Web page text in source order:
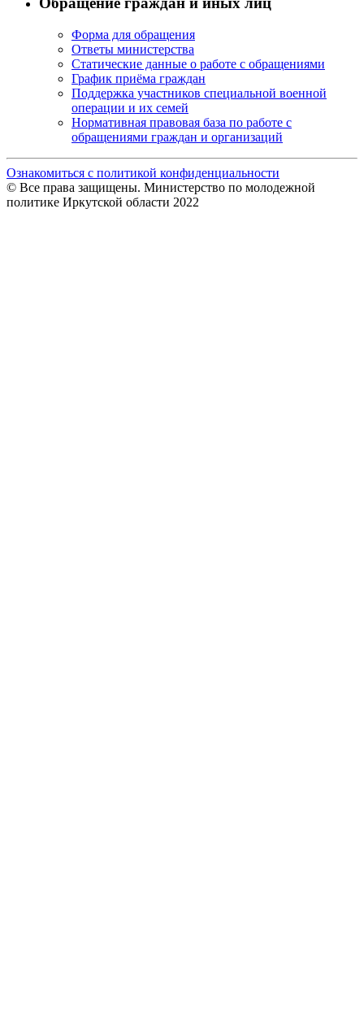
Форма для обращения
Ответы министерства
Статические данные о работе с обращениями
График приёма граждан
Поддержка участников специальной военной
операции и их семей
Нормативная правовая база по работе с
обращениями граждан и организаций
Ознакомиться с политикой конфиденциальности
© Все права защищены. Министерство по молодежной
политике Иркутской области 2022